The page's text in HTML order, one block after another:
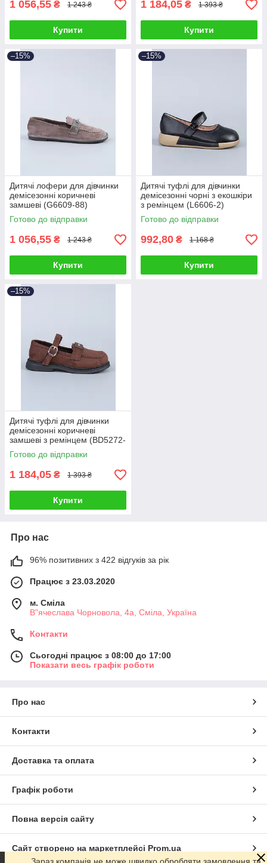
1 056,55 ₴ 1 243 ₴
Купити
1 184,05 ₴ 1 393 ₴
Купити
–15%
Дитячі лофери для дівчинки
демісезонні коричневі
замшеві (G6609-88)
Готово до відправки
1 056,55 ₴ 1 243 ₴
Купити
–15%
Дитячі туфлі для дівчинки
демісезонні чорні з екошкіри
з ремінцем (L6606-2)
Готово до відправки
992,80 ₴ 1 168 ₴
Купити
–15%
Дитячі туфлі для дівчинки
демісезонні коричневі
замшеві з ремінцем (BD5272-
8C)
Готово до відправки
1 184,05 ₴ 1 393 ₴
Купити
Про нас
96% позитивних з 422 відгуків за рік
Працює з 23.03.2020
м. Сміла
В"ячеслава Чорновола, 4а, Сміла, Україна
Контакти
Сьогодні працює з 08:00 до 17:00
Показати весь графік роботи
Про нас
Контакти
Доставка та оплата
Графік роботи
Повна версія сайту
Сайт створено на маркетплейсі Prom.ua